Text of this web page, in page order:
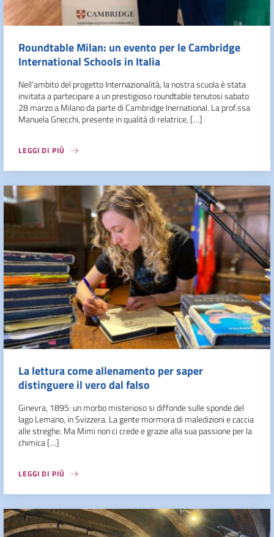
Roundtable Milan: un evento per le Cambridge
International Schools in Italia
Nell’ambito del progetto Internazionalità, la nostra scuola è stata
invitata a partecipare a un prestigioso roundtable tenutosi sabato
28 marzo a Milano da parte di Cambridge Inernational. La prof.ssa
Manuela Gnecchi, presente in qualità di relatrice, […]
LEGGI DI PIÙ
La lettura come allenamento per saper
distinguere il vero dal falso
Ginevra, 1895: un morbo misterioso si diffonde sulle sponde del
lago Lemano, in Svizzera. La gente mormora di maledizioni e caccia
alle streghe. Ma Mimi non ci crede e grazie alla sua passione per la
chimica […]
LEGGI DI PIÙ